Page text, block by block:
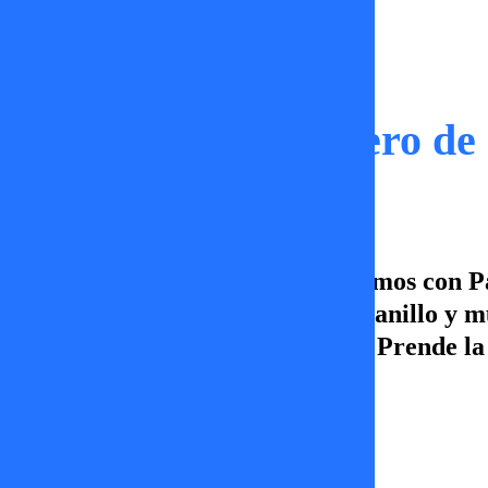
Tal Cual | 13 de Enero de
En este capítulo de Tal Cual estamos con
cuándo es adecuado entregar un anillo y
de lunes a viernes a las 21.30hrs. Prende